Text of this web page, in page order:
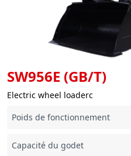
SW956E (GB/T)
Electric wheel loaderc
Poids de fonctionnement
Capacité du godet